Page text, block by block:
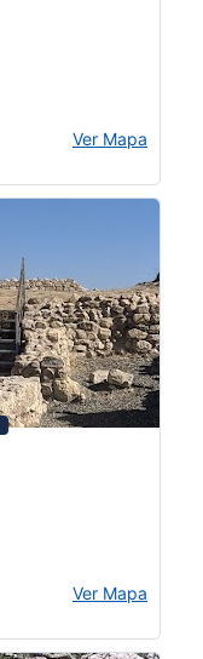
Ver Mapa
Ver Mapa